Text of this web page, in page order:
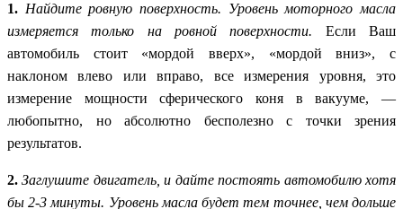
1. Найдите ровную поверхность. Уровень моторного масла
измеряется только на ровной поверхности. Если Ваш
автомобиль стоит «мордой вверх», «мордой вниз», с
наклоном влево или вправо, все измерения уровня, это
измерение мощности сферического коня в вакууме, —
любопытно, но абсолютно бесполезно с точки зрения
результатов.
2.Заглушите двигатель, и дайте постоять автомобилю хотя
бы 2-3 минуты. Уровень масла будет тем точнее, чем дольше